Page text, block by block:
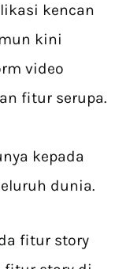
kencan
kini
video
fitur serupa.
kepada
dunia.
fitur story